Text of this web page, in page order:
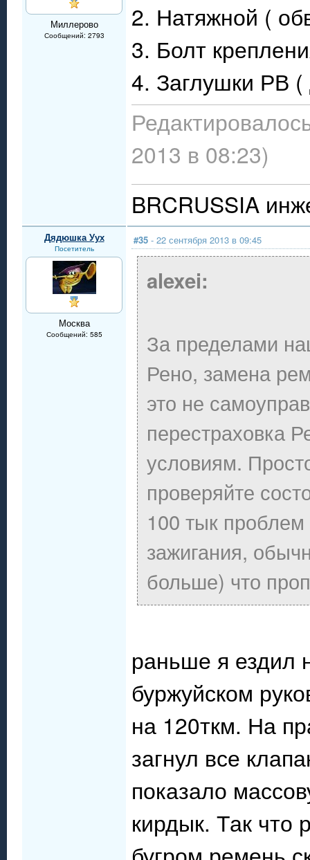
Миллерово
Сообщений: 2793
2. Натяжной (
3. Болт
4. Заглушки РВ (
2013 в 08:23)
BRCRUSSIA
Дядюшка Уух
Посетитель
Москва
Сообщений: 585
#35 - 22 сентября 2013 в 09:45
alexei:
За пределами
Рено, замена
это не
перестраховка
условиям.
проверяйте
100 тык
зажигания,
больше) что
раньше я ездил
буржуйском
на 120ткм. На
загнул все
показало
кирдык. Так что